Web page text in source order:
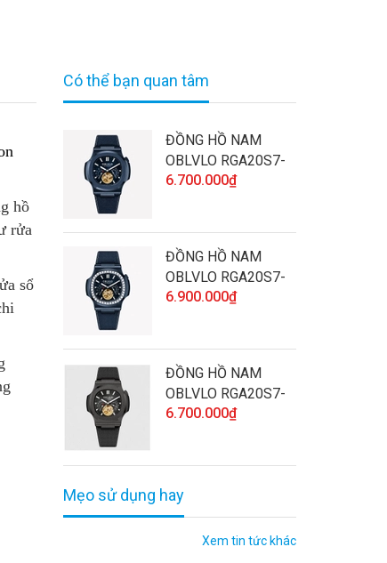
hồ
rửa
sổ
Có thể bạn quan tâm
ĐỒNG HỒ NAM
OBLVLO RGA20S7-
SLLL CHÍNH HÃNG
6.700.000₫
ĐỒNG HỒ NAM
OBLVLO RGA20S7-
D-SLLL CHÍNH
6.900.000₫
ĐỒNG HỒ NAM
OBLVLO RGA20S7-
BBBL CHÍNH HÃNG
6.700.000₫
Mẹo sử dụng hay
Xem tin tức khác